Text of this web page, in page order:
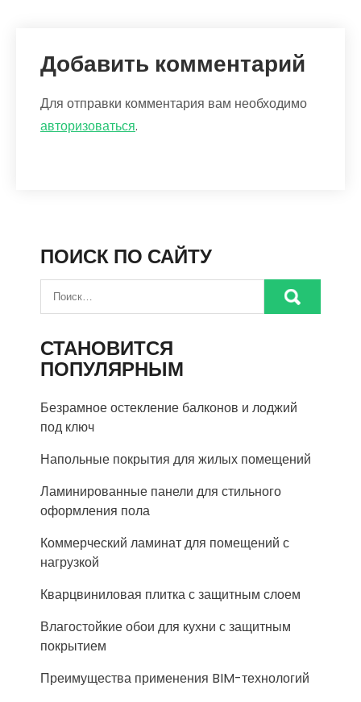
Добавить комментарий
Для отправки комментария вам необходимо
авторизоваться.
ПОИСК ПО САЙТУ
СТАНОВИТСЯ
ПОПУЛЯРНЫМ
Безрамное остекление балконов и лоджий
под ключ
Напольные покрытия для жилых помещений
Ламинированные панели для стильного
оформления пола
Коммерческий ламинат для помещений с
нагрузкой
Кварцвиниловая плитка с защитным слоем
Влагостойкие обои для кухни с защитным
покрытием
Преимущества применения BIM-технологий